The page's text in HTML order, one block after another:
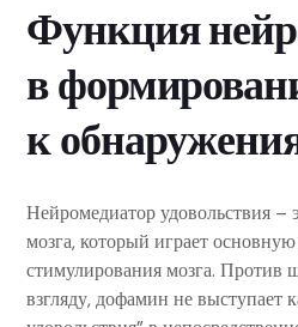
Функция
в
к
Нейромедиатор удовольствия –
мозга, который играет
стимулирования мозга. Против
взгляду, дофамин не выступает